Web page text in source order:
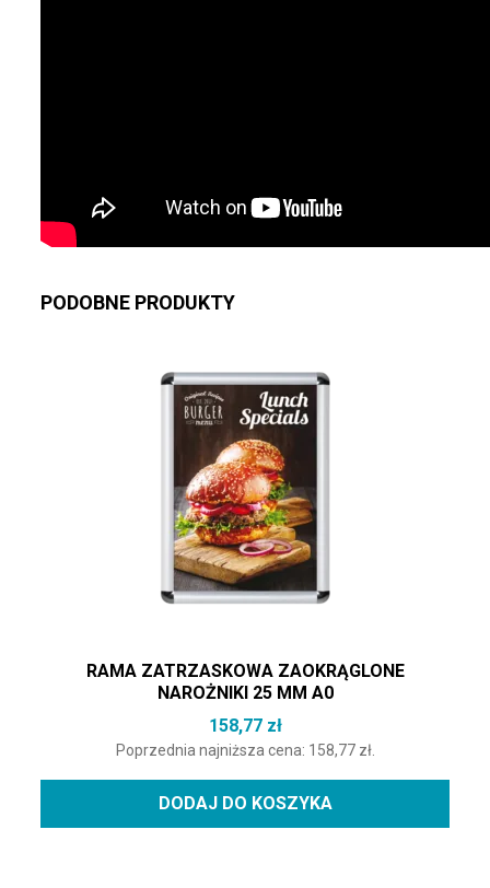
PODOBNE PRODUKTY
RAMA ZATRZASKOWA ZAOKRĄGLONE
NAROŻNIKI 25 MM A0
158,77 zł
Poprzednia najniższa cena: 158,77 zł.
DODAJ DO KOSZYKA